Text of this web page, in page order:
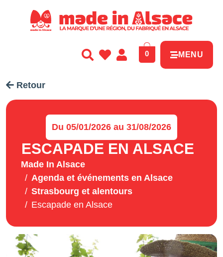
0 MENU
Retour
Du 05/01/2026 au 31/08/2026
ESCAPADE EN ALSACE
Made In Alsace
Agenda et événements en Alsace
Strasbourg et alentours
Escapade en Alsace